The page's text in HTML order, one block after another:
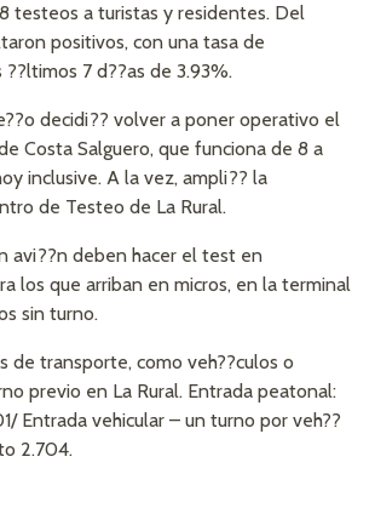
testeos a turistas y residentes. Del
positivos, con una tasa de
7 d??as de 3.93%.
decidi?? volver a poner operativo el
Costa Salguero, que funciona de 8 a
inclusive. A la vez, ampli?? la
de Testeo de La Rural.
avi??n deben hacer el test en
los que arriban en micros, en la terminal
sin turno.
de transporte, como veh??culos o
previo en La Rural. Entrada peatonal:
Entrada vehicular – un turno por veh??
2.704.